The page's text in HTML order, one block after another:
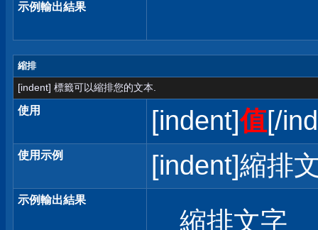
示例輸出結果
縮排
[indent] 標籤可以縮排您的文本.
使用 [indent]值[/
使用示例 [indent]縮排
示例輸出結果
縮排文字